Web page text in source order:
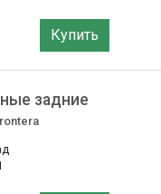
Купить
задние